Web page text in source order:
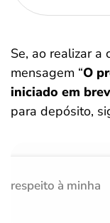
Se, ao realizar a
mensagem “O
iniciado em
para depósito,
respeito à minha